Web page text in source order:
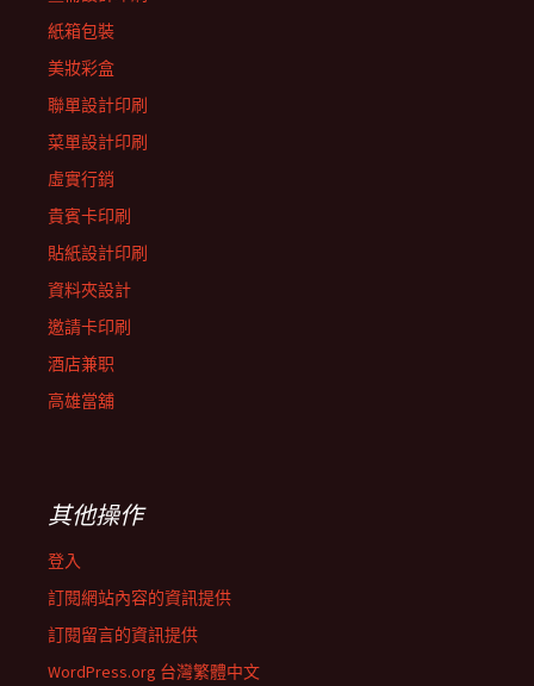
紙箱包裝
美妝彩盒
聯單設計印刷
菜單設計印刷
虛實行銷
貴賓卡印刷
貼紙設計印刷
資料夾設計
邀請卡印刷
酒店兼职
高雄當舖
其他操作
登入
訂閱網站內容的資訊提供
訂閱留言的資訊提供
WordPress.org 台灣繁體中文